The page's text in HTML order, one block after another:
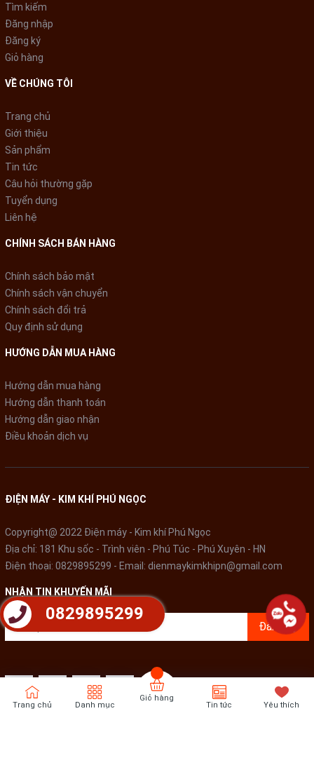
Tìm kiếm
Đăng nhập
Đăng ký
Giỏ hàng
VỀ CHÚNG TÔI
Trang chủ
Giới thiệu
Sản phẩm
Tin tức
Câu hỏi thường gặp
Tuyển dụng
Liên hệ
CHÍNH SÁCH BÁN HÀNG
Chính sách bảo mật
Chính sách vận chuyển
Chính sách đổi trả
Quy định sử dụng
HƯỚNG DẪN MUA HÀNG
Hướng dẫn mua hàng
Hướng dẫn thanh toán
Hướng dẫn giao nhận
Điều khoản dịch vụ
ĐIỆN MÁY - KIM KHÍ PHÚ NGỌC
Copyright@ 2022 Điện máy - Kim khí Phú Ngọc
Địa chỉ: 181 Khu sốc - Trình viên - Phú Túc - Phú Xuyên - HN
Điện thoại: 0829895299 - Email: dienmaykimkhipn@gmail.com
NHẬN TIN KHUYẾN MÃI
Đăng ký
Trang chủ Danh mục
Giỏ hàng
Tin tức Yêu thích
0829895299